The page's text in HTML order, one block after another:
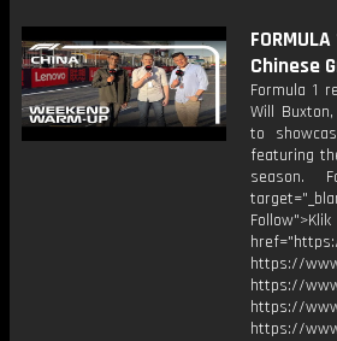
Chinese
Formula 1
Will
to
featuring
season.
https://
https://
https://
https://